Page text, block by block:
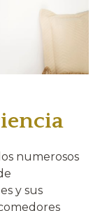
numerosos
y sus